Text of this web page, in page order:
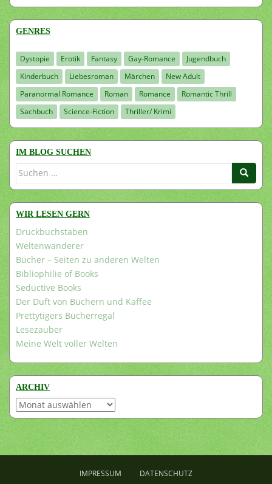
GENRES
Dystopie Erotik Fantasy Gay-Romance
Jugendbuch
Kinderbuch
Liebesroman Märchen
New Adult
Paranormal Romance
Roman Romance
Romantic Thrill
Sachbuch
Science-Fiction Thriller/ Krimi
IM BLOG SUCHEN
Suchen
WIR LESEN GERN
Druckbuchstaben
Weltenwanderer
Bücher – Seiten zu anderen Welten
Bibliophilie of Books
Seductive Books
Der Duft von Büchern und Kaffee
Prettytigers Bücherregal
Lesezauber
Meine Welt voller Welten
ARCHIV
Archiv
IMPRESSUM DATENSCHUTZ